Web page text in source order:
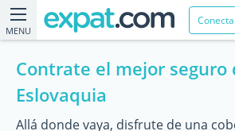
MENU
Contrate el mejor seguro
Eslovaquia
Allá donde vaya, disfrute de una